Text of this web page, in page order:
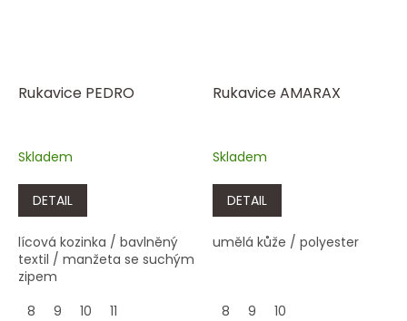
Rukavice PEDRO
Skladem
DETAIL
lícová kozinka / bavlněný
textil / manžeta se suchým
zipem
8
9 10 11
Rukavice AMARAX
Skladem
DETAIL
umělá kůže / polyester
8 9 10